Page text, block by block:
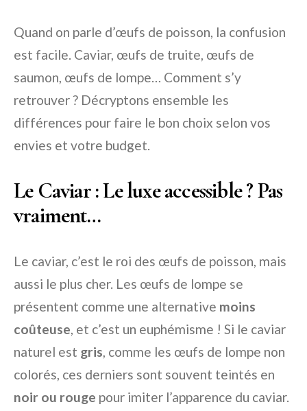
Quand on parle d’œufs de poisson, la confusion
est facile. Caviar, œufs de truite, œufs de
saumon, œufs de lompe… Comment s’y
retrouver ? Décryptons ensemble les
différences pour faire le bon choix selon vos
envies et votre budget.
Le Caviar : Le luxe accessible ? Pas
vraiment…
Le caviar, c’est le roi des œufs de poisson, mais
aussi le plus cher. Les œufs de lompe se
présentent comme une alternative moins
coûteuse, et c’est un euphémisme ! Si le caviar
naturel est gris, comme les œufs de lompe non
colorés, ces derniers sont souvent teintés en
noir ou rouge pour imiter l’apparence du caviar.